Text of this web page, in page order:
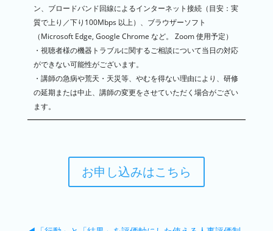
ン、ブロードバンド回線によるインターネット接続（目安：実
質で上り／下り100Mbps 以上）、ブラウザーソフト
（Microsoft Edge, Google Chrome など。 Zoom 使用予定）
・視聴者様の機器トラブルに関するご相談について当日の対応
ができない可能性がございます。
・講師の急病や荒天・天災等、やむを得ない理由により、研修
の延期または中止、講師の変更をさせていただく場合がござい
ます。
お申し込みはこちら